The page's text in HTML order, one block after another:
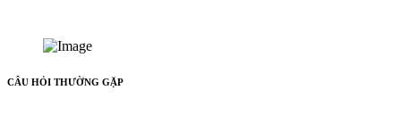
CÂU HỎI THƯỜNG GẶP